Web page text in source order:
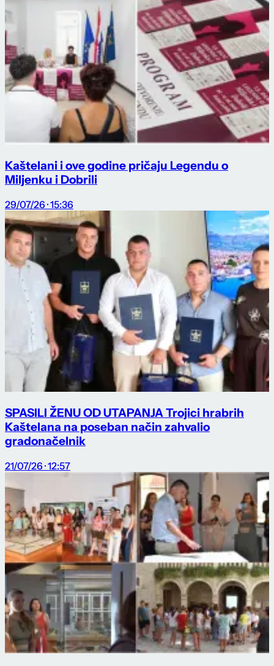
Kaštelani i ove godine pričaju Legendu o
Miljenku i Dobrili
29/07/26 · 15:36
SPASILI ŽENU OD UTAPANJA Trojici hrabrih
Kaštelana na poseban način zahvalio
gradonačelnik
21/07/26 · 12:57